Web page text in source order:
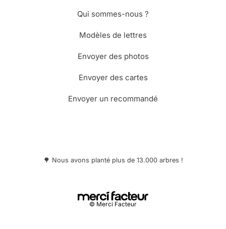
Qui sommes-nous ?
Modèles de lettres
Envoyer des photos
Envoyer des cartes
Envoyer un recommandé
🌳 Nous avons planté plus de 13.000 arbres !
© Merci Facteur